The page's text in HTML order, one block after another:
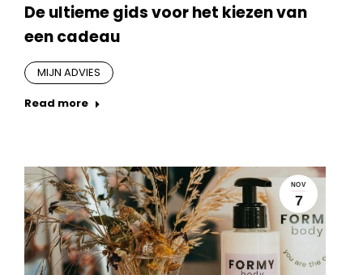
De ultieme gids voor het kiezen van
een cadeau
MIJN ADVIES
Read more
NOV
7